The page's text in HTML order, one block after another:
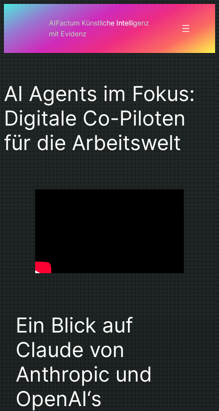
AIFactum Künstliche Intelligenz
mit Evidenz
AI Agents im Fokus:
Digitale Co-Piloten
für die Arbeitswelt
Ein Blick auf
Claude von
Anthropic und
OpenAI‘s